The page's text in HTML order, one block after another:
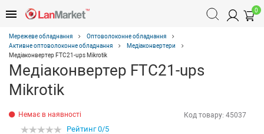
0
Мережеве обладнання
Оптоволоконне обладнання
Активне оптоволоконне обладнання
Медіаконвертери
Медіаконвертер FTC21-ups Mikrotik
Медіаконвертер FTC21-ups
Mikrotik
Немає в наявності Код товару: 45037
Рейтинг 0/5